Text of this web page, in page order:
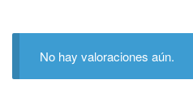
No hay valoraciones aún.